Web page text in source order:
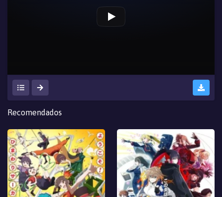
Recomendados